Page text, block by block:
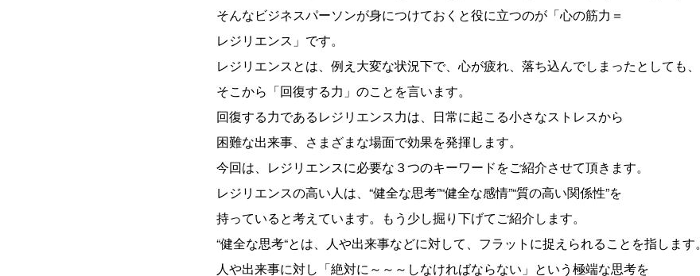
そんなビジネスパーソンが身につけておくと役に立つのが「心の筋力＝
レジリエンス」です。
レジリエンスとは、例え大変な状況下で、心が疲れ、落ち込んでしまったとしても、
そこから「回復する力」のことを言います。
回復する力であるレジリエンス力は、日常に起こる小さなストレスから
困難な出来事、さまざまな場面で効果を発揮します。
今回は、レジリエンスに必要な３つのキーワードをご紹介させて頂きます。
レジリエンスの高い人は、“健全な思考”“健全な感情”“質の高い関係性”を
持っていると考えています。もう少し掘り下げてご紹介します。
“健全な思考“とは、人や出来事などに対して、フラットに捉えられることを指します。
人や出来事に対し「絶対に～～～しなければならない」という極端な思考を